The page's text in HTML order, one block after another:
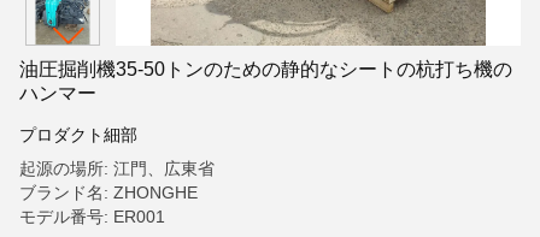
油圧掘削機35-50トンのための静的なシートの杭打ち機の
ハンマー
プロダクト細部
起源の場所: 江門、広東省
ブランド名: ZHONGHE
モデル番号: ER001